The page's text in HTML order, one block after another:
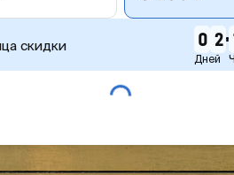
скидки 0 2
Дней